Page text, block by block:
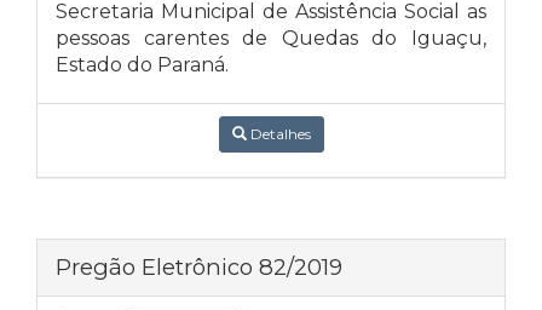
Secretaria Municipal de Assistência Social as
pessoas carentes de Quedas do Iguaçu,
Estado do Paraná.
Detalhes
Pregão Eletrônico 82/2019